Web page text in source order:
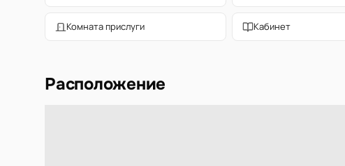
Комната прислуги Кабинет
Расположение